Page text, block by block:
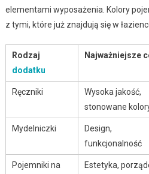
elementami wyposażenia. Kolory
z tymi, które już znajdują się w
Rodzaj
dodatku
Najważniejsze
Ręczniki
Wysoka jakość,
stonowane
Mydelniczki
Design,
funkcjonalność
Pojemniki na
Estetyka,